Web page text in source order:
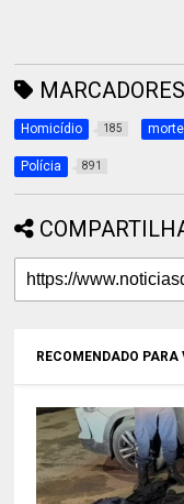
Homicídio 185 morte
Polícia 891
RECOMENDADO PARA